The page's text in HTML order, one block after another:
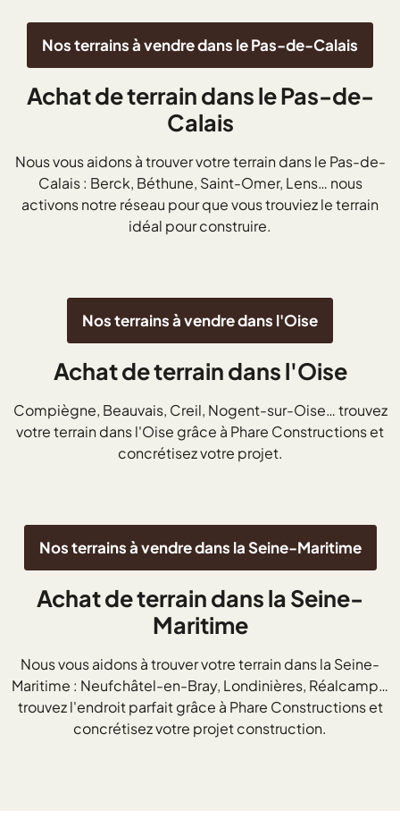
Achat de terrain dans le Pas-de-
Calais
Nous vous aidons à trouver votre terrain dans le Pas-de-
Calais : Berck, Béthune, Saint-Omer, Lens… nous
activons notre réseau pour que vous trouviez le terrain
idéal pour construire.
Nos terrains à vendre dans le Pas-de-Calais
Achat de terrain dans l'Oise
Compiègne, Beauvais, Creil, Nogent-sur-Oise… trouvez
votre terrain dans l'Oise grâce à Phare Constructions et
concrétisez votre projet.
Nos terrains à vendre dans l'Oise
Achat de terrain dans la Seine-
Maritime
Nous vous aidons à trouver votre terrain dans la Seine-
Maritime : Neufchâtel-en-Bray, Londinières, Réalcamp…
trouvez l'endroit parfait grâce à Phare Constructions et
concrétisez votre projet construction.
Nos terrains à vendre dans la Seine-Maritime